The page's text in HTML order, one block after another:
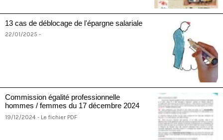
13 cas de déblocage de l'épargne salariale
22/01/2025 -
Commission égalité professionnelle
hommes / femmes du 17 décembre 2024
19/12/2024 - Le fichier PDF